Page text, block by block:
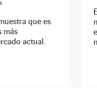
que es
más
actual.